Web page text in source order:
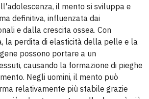
il mento si sviluppa e
definitiva, influenzata dai
e dalla crescita ossea. Con
la perdita di elasticità della pelle e la
possono portare a un
causando la formazione di pieghe
Negli uomini, il mento può
relativamente più stabile grazie